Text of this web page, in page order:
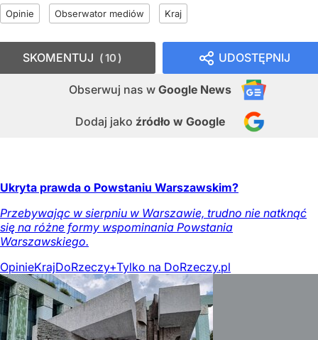
Opinie Obserwator mediów Kraj
UDOSTĘPNIJ
Obserwuj nas w Google News
Dodaj jako źródło w Google
SKOMENTUJ 10
Ukryta prawda o Powstaniu Warszawskim?
Przebywając w sierpniu w Warszawie, trudno nie natknąć
się na różne formy wspominania Powstania
Warszawskiego.
OpinieKrajDoRzeczy+Tylko na DoRzeczy.pl